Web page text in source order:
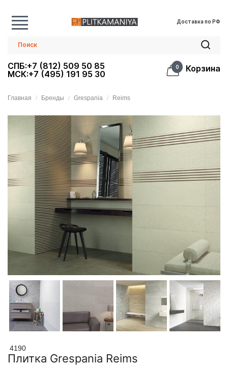
Доставка по РФ
СПБ:+7 (812) 509 50 85
МСК:+7 (495) 191 95 30
0 Корзина
Главная Бренды Grespania Reims
4190
Плитка Grespania Reims